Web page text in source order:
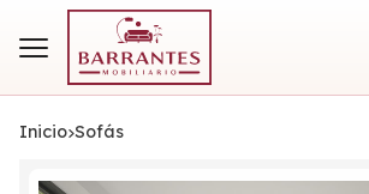
Inicio sofás